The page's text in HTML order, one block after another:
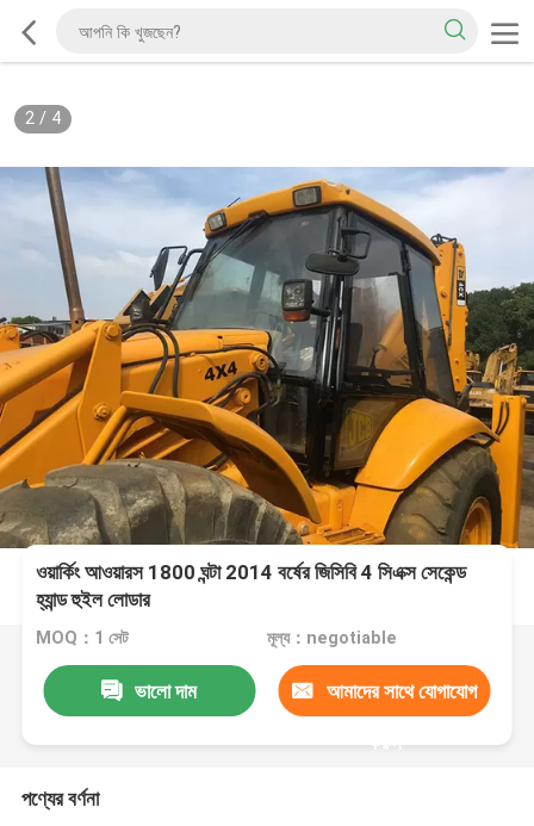
2/ 4
ওয়ার্কিং আওয়ারস 1800 ঘন্টা 2014 বর্ষের জিসিবি 4 সিএক্স সেকেন্ড
হ্যান্ড হুইল লোডার
MOQ：1 সেট মূল্য：negotiable
ভালো দাম আমাদের সাথে যোগাযোগ
করুন
পণ্যের বর্ণনা